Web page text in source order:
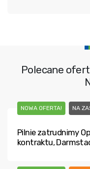
Polecane
NOWA OFERTA! NA
Pilnie zatrudnimy
kontraktu,